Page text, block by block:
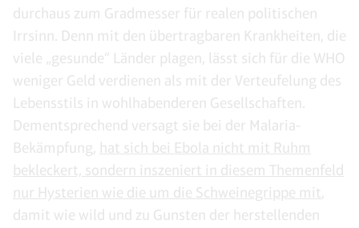
durchaus zum Gradmesser für realen politischen
Irrsinn. Denn mit den übertragbaren Krankheiten, die
viele „gesunde“ Länder plagen, lässt sich für die WHO
weniger Geld verdienen als mit der Verteufelung des
Lebensstils in wohlhabenderen Gesellschaften.
Dementsprechend versagt sie bei der Malaria-
Bekämpfung, hat sich bei Ebola nicht mit Ruhm
bekleckert, sondern inszeniert in diesem Themenfeld
nur Hysterien wie die um die Schweinegrippe mit ,
damit wie wild und zu Gunsten der herstellenden